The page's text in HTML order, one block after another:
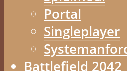
Portal
Singleplayer
Battlefield 2042